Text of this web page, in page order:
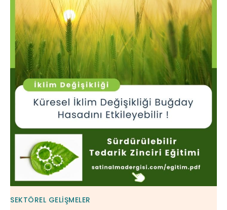
SEKTÖREL GELIŞMELER